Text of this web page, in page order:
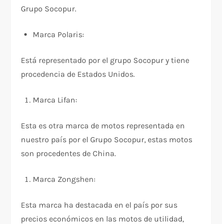
Grupo Socopur.
Marca Polaris:
Está representado por el grupo Socopur y tiene
procedencia de Estados Unidos.
Marca Lifan:
Esta es otra marca de motos representada en
nuestro país por el Grupo Socopur, estas motos
son procedentes de China.
Marca Zongshen:
Esta marca ha destacada en el país por sus
precios económicos en las motos de utilidad,